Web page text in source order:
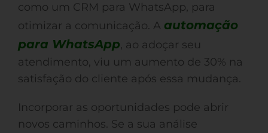
como um CRM para WhatsApp, para
otimizar a comunicação. A automação
para WhatsApp, ao adoçar seu
atendimento, viu um aumento de 30% na
satisfação do cliente após essa mudança.
Incorporar as oportunidades pode abrir
novos caminhos. Se a sua análise